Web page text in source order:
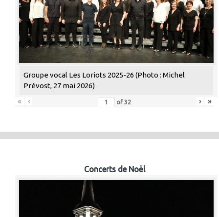
Groupe vocal Les Loriots 2025-26 (Photo : Michel
Prévost, 27 mai 2026)
«
‹ of 32 › »
Concerts de Noël